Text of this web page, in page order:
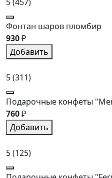
Фонтан шаров пломбир
930₽
Добавить
5(311)
Подарочные конфеты
760₽
Добавить
5(125)